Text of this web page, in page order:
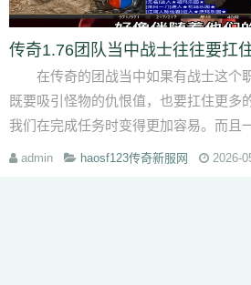
传奇1.76团队当中战士往往要扛
在传奇的团战当中如果有战士这个
既要吸引怪物的仇恨值，也要扛住更多
我们在完成任务时变得更加容易。而且
因为在后期刷图的时候...
admin haosf123传奇新服网 2026-